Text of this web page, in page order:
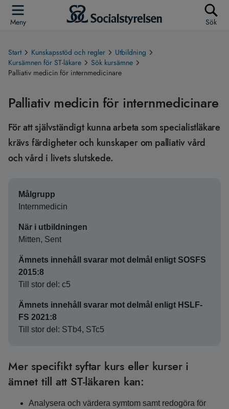
Meny Sök
Start Kunskapsstöd och regler
Utbildning
Kursämnen för ST-läkare
Sök kursämne
Palliativ medicin för internmedicinare
Palliativ medicin för internmedicinare
För att självständigt kunna arbeta som specialistläkare
krävs färdigheter och kunskaper om palliativ vård
och vård i livets slutskede.
Målgrupp
Internmedicin
När i utbildningen
Mitten, Sent
Ämnets innehåll svarar mot delmål enligt SOSFS
2015:8
Till stor del: c5
Ämnets innehåll svarar mot delmål enligt HSLF-
FS 2021:8
Till stor del: STb4, STc5
Mer specifikt syftar kurs eller kurser i
ämnet till att ST-läkaren kan:
Analysera och värdera symtom samt redogöra för